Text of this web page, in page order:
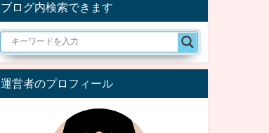
ブログ内検索できます
運営者のプロフィール